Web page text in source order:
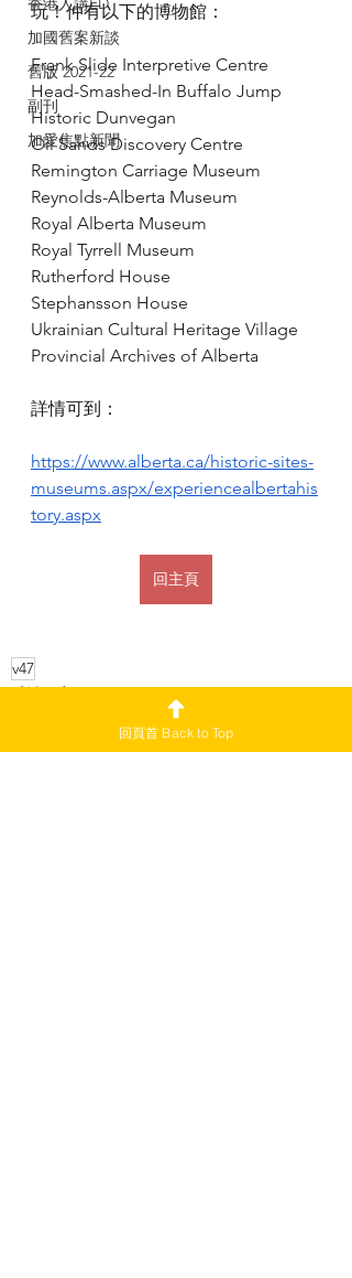
加國舊案新談
舊版 2021-22
副刊
加愛焦點新聞
玩！仲有以下的博物館：
Frank Slide Interpretive Centre
Head-Smashed-In Buffalo Jump
Historic Dunvegan
Oil Sands Discovery Centre
Remington Carriage Museum
Reynolds-Alberta Museum
Royal Alberta Museum
Royal Tyrrell Museum
Rutherford House
Stephansson House
Ukrainian Cultural Heritage Village
Provincial Archives of Alberta
詳情可到：
https://www.alberta.ca/historic-sites-
museums.aspx/experiencealbertahis
tory.aspx
回主頁
v47
愛城尋寶
回頁首 Back to Top